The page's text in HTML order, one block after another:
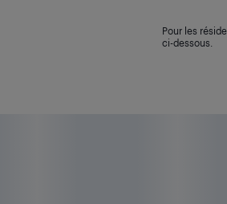
Pour les
ci-dessous.